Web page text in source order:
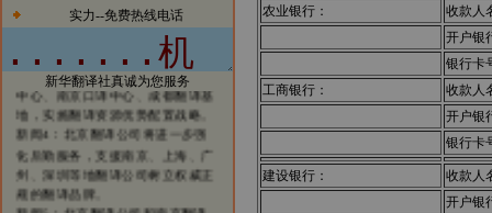
实力--免费热线电话
新华翻译社真诚为您服务
高效的翻译服务，与他们保持着稳
定的业务联系，业绩突出。
新闻3：新华翻译社分设北京笔译
中心、南京口译中心、成都翻译基
地，实施翻译资源优势配置战略。
新闻4：北京翻译公司将进一步强
化后勤服务，支援南京、上海、广
州、深圳等地翻译公司树立权威正
规的翻译品牌。
新闻5：北京翻译公司和南京翻译
农业银行：
收款人
开户银
银行卡
工商银行：
收款人
开户银
银行卡
建设银行：
收款人
开户银